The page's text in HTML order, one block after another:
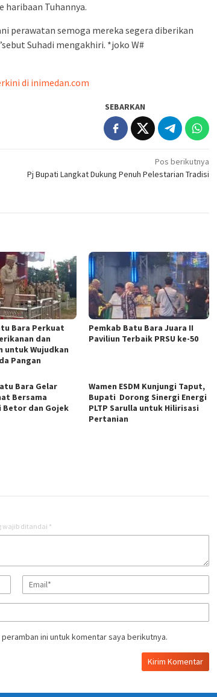
haribaan Tuhannya.
perawatan semoga mereka segera diberikan
Suhadi mengakhiri. *joko W#
di inimedan.com
SEBARKAN
Pos berikutnya
Pj Bupati Langkat Dukung Penuh Pelestarian Tradisi
Bara Perkuat
dan
untuk Wujudkan
Pangan
Pemkab Batu Bara Juara II
Paviliun Terbaik PRSU ke-50
Bara Gelar
Bersama
Betor dan Gojek
Wamen ESDM Kunjungi Taput,
Bupati Dorong Sinergi Energi
PLTP Sarulla untuk Hilirisasi
Pertanian
wajib ditandai *
ini untuk komentar saya berikutnya.